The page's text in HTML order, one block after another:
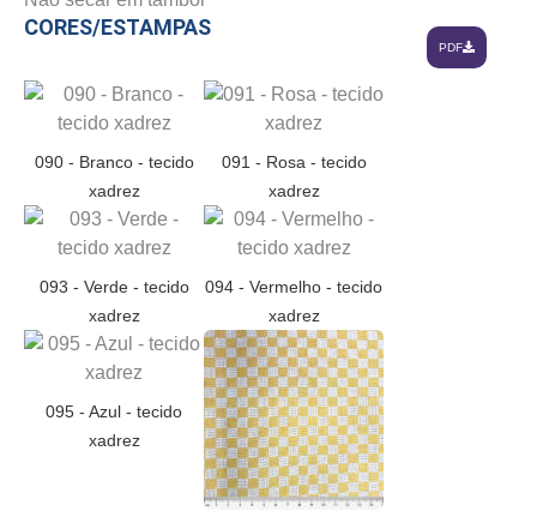
CORES/ESTAMPAS
PDF
090 - Branco - tecido
xadrez
091 - Rosa - tecido
xadrez
093 - Verde - tecido
xadrez
094 - Vermelho - tecido
xadrez
095 - Azul - tecido
xadrez